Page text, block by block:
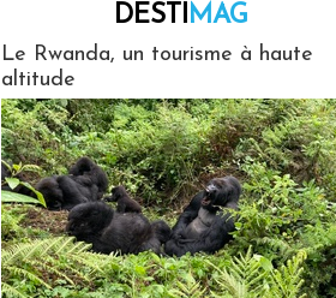
DESTIMAG
Le Rwanda, un tourisme à haute
altitude